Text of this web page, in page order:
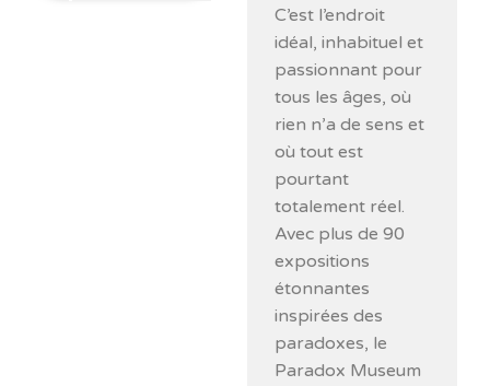
C’est l’endroit
idéal, inhabituel et
passionnant pour
tous les âges, où
rien n’a de sens et
où tout est
pourtant
totalement réel.
Avec plus de 90
expositions
étonnantes
inspirées des
paradoxes, le
Paradox Museum